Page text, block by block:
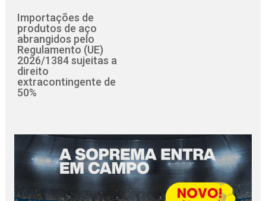
Importações de
produtos de aço
abrangidos pelo
Regulamento (UE)
2026/1384 sujeitas a
direito
extracontingente de
50%